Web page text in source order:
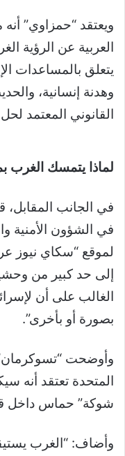
ويعتقد “حمزاوي” أنه
العربية عن الرؤية
يتعلق بالمساعدات
وهدنة إنسانية،
القانوني المعتمد
لماذا يتمسك الغرب
في الجانب المقابل،
في الشؤون الأمنية
لموقع “سكاي نيوز
إلى حد كبير من
الغالب على أن
بصورة أو بأخرى”.
وأوضحت
المتحدة تعتقد أنه
شوكة” حماس داخل
وأضاف: “الغرب